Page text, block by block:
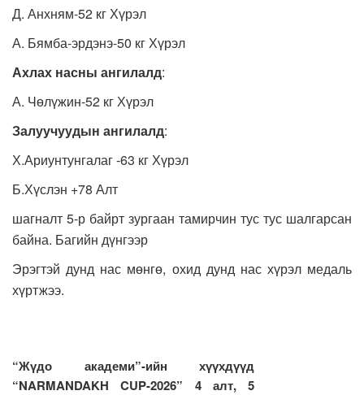
Д. Анхням-52 кг Хүрэл
А. Бямба-эрдэнэ-50 кг Хүрэл
Ахлах насны ангилалд:
А. Чөлүжин-52 кг Хүрэл
Залуучуудын ангилалд:
Х.Ариунтунгалаг -63 кг Хүрэл
Б.Хүслэн +78 Алт
шагналт 5-р байрт зургаан тамирчин тус тус шалгарсан
байна. Багийн дүнгээр
Эрэгтэй дунд нас мөнгө, охид дунд нас хүрэл медаль
хүртжээ.
“Жүдо академи”-ийн хүүхдүүд
“NARMANDAKH CUP-2026” 4 алт, 5